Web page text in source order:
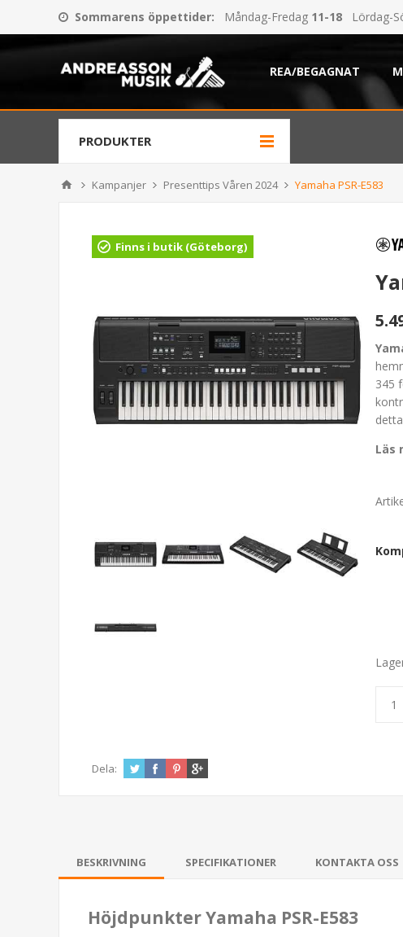
Sommarens öppettider: Måndag-Fredag 11-18 Lördag-
REA/BEGAGNAT
PRODUKTER
Kampanjer Presenttips Våren 2024 Yamaha PSR-E583
Finns i butik (Göteborg)
345
Läs
Dela:
BESKRIVNING SPECIFIKATIONER KONTAKTA OSS
Höjdpunkter Yamaha PSR-E583